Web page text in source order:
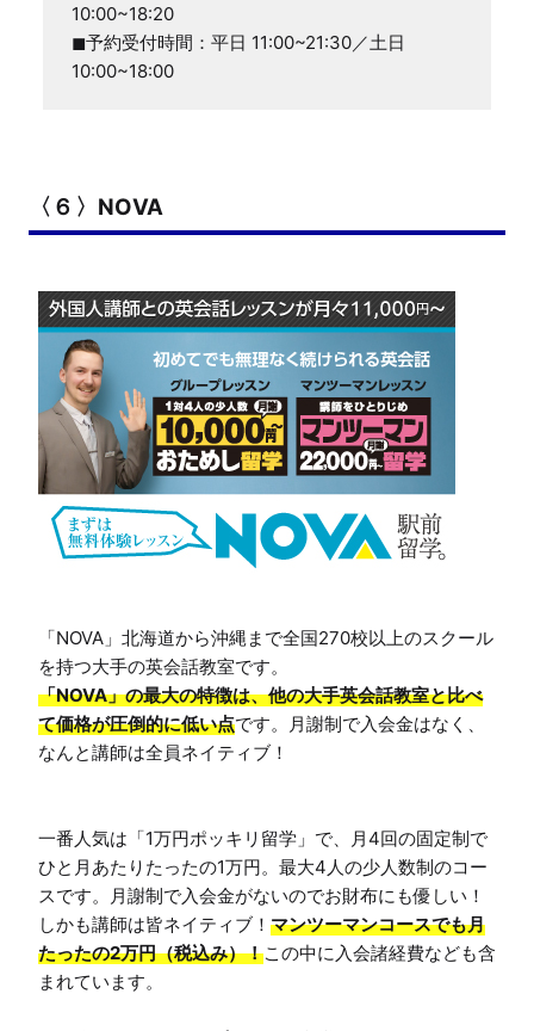
10:00~18:20
◼予約受付時間：平日 11:00~21:30／土日
10:00~18:00
〈６〉NOVA
「NOVA」北海道から沖縄まで全国270校以上のスクール
「NOVA」の最大の特徴は、他の大手英会話教室と比べ
て価格が圧倒的に低い点です。月謝制で入会金はなく、
なんと講師は全員ネイティブ！
一番人気は「1万円ポッキリ留学」で、月4回の固定制で
ひと月あたりたったの1万円。最大4人の少人数制のコー
スです。月謝制で入会金がないのでお財布にも優しい！
しかも講師は皆ネイティブ！ マンツーマンコースでも月
たったの2万円（税込み）！この中に入会諸経費なども含
まれています。